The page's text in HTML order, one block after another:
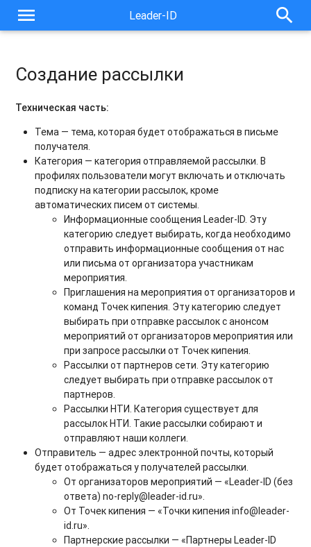
menu Leader-ID search
Создание рассылки
Техническая часть:
Тема — тема, которая будет отображаться в письме
получателя.
Категория — категория отправляемой рассылки. В
профилях пользователи могут включать и отключать
подписку на категории рассылок, кроме
автоматических писем от системы.
Информационные сообщения Leader-ID. Эту
категорию следует выбирать, когда необходимо
отправить информационные сообщения от нас
или письма от организатора участникам
мероприятия.
Приглашения на мероприятия от организаторов и
команд Точек кипения. Эту категорию следует
выбирать при отправке рассылок с анонсом
мероприятий от организаторов мероприятия или
при запросе рассылки от Точек кипения.
Рассылки от партнеров сети. Эту категорию
следует выбирать при отправке рассылок от
партнеров.
Рассылки НТИ. Категория существует для
рассылок НТИ. Такие рассылки собирают и
отправляют наши коллеги.
Отправитель — адрес электронной почты, который
будет отображаться у получателей рассылки.
От организаторов мероприятий — «Leader-ID (без
ответа) no-reply@leader-id.ru».
От Точек кипения — «Точки кипения info@leader-
id.ru».
Партнерские рассылки — «Партнеры Leader-ID